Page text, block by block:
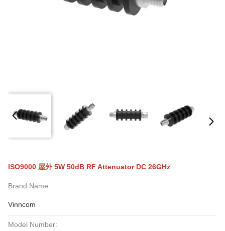
ISO9000 屋外 5W 50dB RF Attenuator DC 26GHz
Brand Name:
Vinncom
Model Number: